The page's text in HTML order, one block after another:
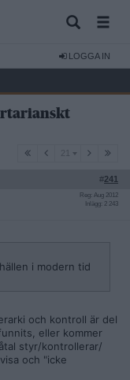
LOGGA IN
#241
Reg: Aug 2012
Inlägg: 2 243
i modern tid
och kontroll är del
eller kommer
styr/kontrollerar/
och "icke